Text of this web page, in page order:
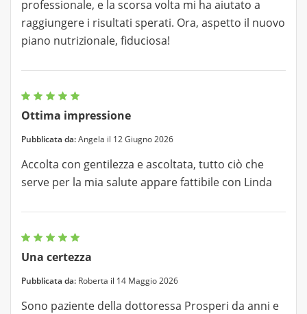
professionale, e la scorsa volta mi ha aiutato a
raggiungere i risultati sperati. Ora, aspetto il nuovo
piano nutrizionale, fiduciosa!
Ottima impressione
Pubblicata da:Angela il 12 Giugno 2026
Accolta con gentilezza e ascoltata, tutto ciò che
serve per la mia salute appare fattibile con Linda
Una certezza
Pubblicata da: Roberta il 14 Maggio 2026
Sono paziente della dottoressa Prosperi da anni e